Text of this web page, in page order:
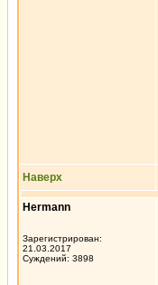
Наверх
Hermann
Зарегистрирован:
21.03.2017
Суждений: 3898